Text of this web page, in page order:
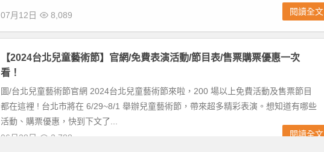
07月12日 8,089 閱讀全文
【2024台北兒童藝術節】官網/免費表演活動/節目表/售票購票優惠一次
看！
圖/台北兒童藝術節官網 2024台北兒童藝術節來啦，200 場以上免費活動及售票節目
都在這裡 ! 台北市將在 6/29~8/1 舉辦兒童藝術節，帶來超多精彩表演。想知道有哪些
活動、購票優惠，快到下文了...
06月28日
2,788 閱讀全文